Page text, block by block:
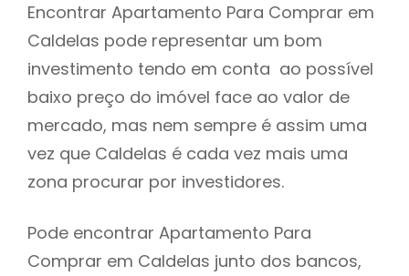
Encontrar Apartamento Para Comprar em
Caldelas pode representar um bom
investimento tendo em conta ao possível
baixo preço do imóvel face ao valor de
mercado, mas nem sempre é assim uma
vez que Caldelas é cada vez mais uma
zona procurar por investidores.
Pode encontrar Apartamento Para
Comprar em Caldelas junto dos bancos,